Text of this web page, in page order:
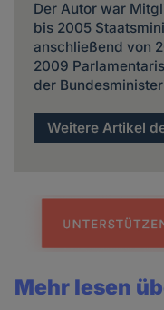
Der Autor war
bis 2005
anschließend von
2009
der
Weitere Artikel
Mehr lesen